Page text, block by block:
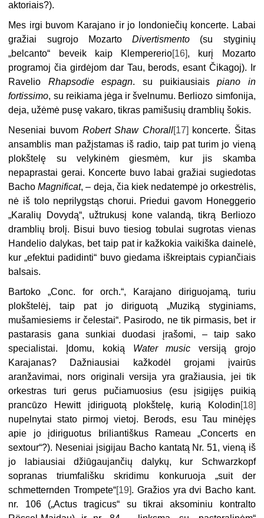
aktoriais?).
Mes irgi buvom Karajano ir jo londoniečių koncerte. Labai
gražiai sugrojo MozartoDivertismento (su styginių
„belcanto“ beveik kaip Klempererio[16], kurį Mozarto
programoj čia girdėjom dar Tau, berods, esant Čikagoj). Ir
Ravelio Rhapsodieespagn. su puikiausiaispiano in
fortissimo, su reikiama jėga ir švelnumu. Berliozo simfonija,
deja, užėmė pusę vakaro, tikras pamišusių dramblių šokis.
Neseniai buvom Robert Shaw Chorall[17] koncerte. Šitas
ansamblis man pažįstamas iš radio, taip pat turim jo vieną
plokštelę su velykinėm giesmėm, kur jis skamba
nepaprastai gerai. Koncerte buvo labai gražiai sugiedotas
BachoMagnificat, – deja, čia kiek nedatempė jo orkestrėlis,
nė iš tolo neprilygstąs chorui. Priedui gavom Honeggerio
„Karalių Dovydą“, užtrukusį kone valandą, tikrą Berliozo
dramblių brolį. Bisui buvo tiesiog tobulai sugrotas vienas
Handelio dalykas, bet taip pat ir kažkokia vaikiška dainelė,
kur „efektui padidinti“ buvo giedama iškreiptais cypiančiais
balsais.
Bartoko „Conc. for orch.“, Karajano diriguojamą, turiu
plokštelėj, taip pat jo diriguotą „Muziką styginiams,
mušamiesiems ir čelestai“. Pasirodo, ne tik pirmasis, bet ir
pastarasis gana sunkiai duodasi įrašomi, – taip sako
specialistai. Įdomu, kokią Water music versiją grojo
Karajanas? Dažniausiai kažkodėl grojami įvairūs
aranžavimai, nors originali versija yra gražiausia, jei tik
orkestras turi gerus pučiamuosius (esu įsigijęs puikią
prancūzo Hewitt įdiriguotą plokštelę, kurią Kolodin[18]
nupelnytai stato pirmoj vietoj. Berods, esu Tau minėjęs
apie jo įdiriguotus briliantiškus Rameau „Concerts en
sextour“?). Neseniai įsigijau Bacho kantatą Nr. 51, vieną iš
jo labiausiai džiūgaujančių dalykų, kur Schwarzkopf
sopranas triumfališku skridimu konkuruoja „suit der
schmetternden Trompete“[19]. Gražios yra dvi Bacho kant.
nr. 106 („Actus tragicus“ su tikrai aksominiu kontralto